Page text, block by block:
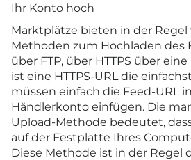
Ihr Konto hoch
Marktplätze bieten in der Regel
Methoden zum Hochladen des
über FTP, über HTTPS über
ist eine HTTPS-URL die
müssen einfach die Feed-URL
Händlerkonto einfügen. Die
Upload-Methode bedeutet,
auf der Festplatte Ihres
Diese Methode ist in der Regel